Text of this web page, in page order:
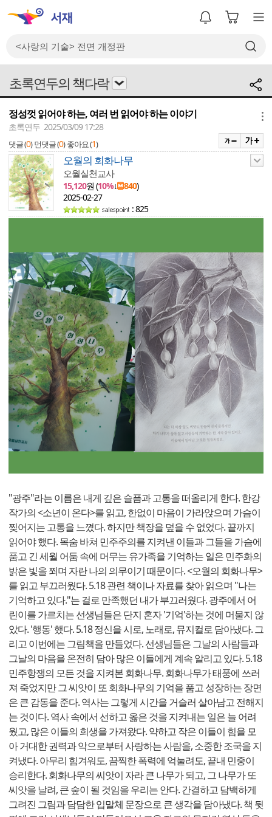
초록연두의 책다락
정성껏 읽어야 하는, 여러 번 읽어야 하는 이야기
초록연두 2025/03/09 17:28
댓글 (0) 먼댓글 (0) 좋아요 (1)
오월의 회화나무
오월실천교사
15,120원 (10%↓ 840)
2025-02-27
: 825
"광주"라는 이름은 내게 깊은 슬픔과 고통을 떠올리게 한다. 한강
작가의 <소년이 온다>를 읽고, 한없이 마음이 가라앉으며 가슴이
찢어지는 고통을 느꼈다. 하지만 책장을 덮을 수 없었다. 끝까지
읽어야 했다. 목숨 바쳐 민주주의를 지켜낸 이들과 그들을 가슴에
품고 긴 세월 어둠 속에 머무는 유가족을 기억하는 일은 민주화의
밝은 빛을 쬐며 자란 나의 의무이기 때문이다. <오월의 회화나무>
를 읽고 부끄러웠다. 5.18 관련 책이나 자료를 찾아 읽으며 "나는
기억하고 있다."는 걸로 만족했던 내가 부끄러웠다. 광주에서 어
린이를 가르치는 선생님들은 단지 혼자 '기억'하는 것에 머물지 않
았다. '행동' 했다. 5.18 정신을 시로, 노래로, 뮤지컬로 담아냈다. 그
리고 이번에는 그림책을 만들었다. 선생님들은 그날의 사람들과
그날의 마음을 온전히 담아 많은 이들에게 계속 알리고 있다. 5.18
민주항쟁의 모든 것을 지켜본 회화나무. 회화나무가 태풍에 쓰러
져 죽었지만 그 씨앗이 또 회화나무의 기억을 품고 성장하는 장면
은 큰 감동을 준다. 역사는 그렇게 시간을 거슬러 살아남고 전해지
는 것이다. 역사 속에서 선하고 옳은 것을 지켜내는 일은 늘 어려
웠고, 많은 이들의 희생을 가져왔다. 약하고 작은 이들이 힘을 모
아 거대한 권력과 악으로부터 사랑하는 사람을, 소중한 조국을 지
켜냈다. 아무리 힘겨워도, 끔찍한 폭력에 억눌려도, 끝내 민중이
승리한다. 회화나무의 씨앗이 자라 큰 나무가 되고, 그 나무가 또
씨앗을 날려, 큰 숲이 될 것임을 우리는 안다. 간결하고 담백하게
그려진 그림과 담담한 입말체 문장으로 큰 생각을 담아냈다. 책 뒷